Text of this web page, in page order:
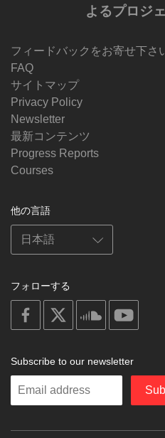
よるプロジ
フィードバックをお寄せ下さ
FAQ
サイトマップ
Privacy Policy
Newsletter
最新コンテンツ
Progress Reports
Courses
他の言語
フォローする
on
facebook
soundcloud
Subscribe to our newsletter
Enter